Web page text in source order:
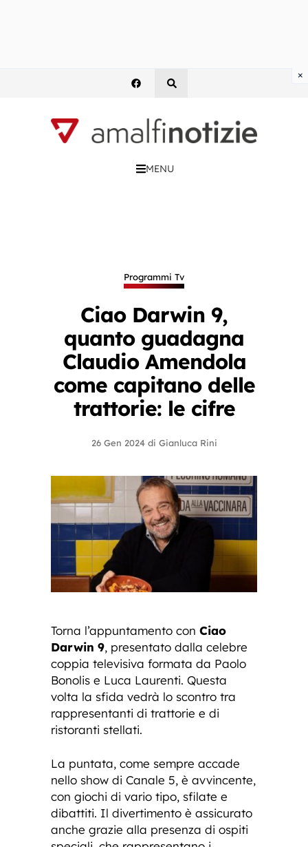
MENU
Programmi Tv
Ciao Darwin 9,
quanto guadagna
Claudio Amendola
come capitano delle
trattorie: le cifre
26 Gen 2024 di Gianluca Rini
Torna l’appuntamento con Ciao
Darwin 9, presentato dalla celebre
coppia televisiva formata da Paolo
Bonolis e Luca Laurenti. Questa
volta la sfida vedrà lo scontro tra
rappresentanti di trattorie e di
ristoranti stellati.
La puntata, come sempre accade
nello show di Canale 5, è avvincente,
con giochi di vario tipo, sfilate e
dibattiti. Il divertimento è assicurato
anche grazie alla presenza di ospiti
×